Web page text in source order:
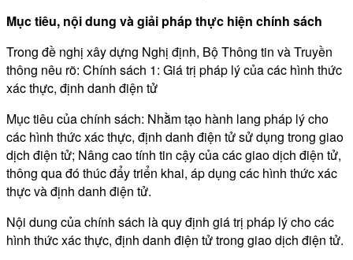
Mục tiêu, nội dung và giải pháp thực hiện chính sách
Trong đề nghị xây dựng Nghị định, Bộ Thông tin và Truyền
thông nêu rõ: Chính sách 1: Giá trị pháp lý của các hình thức
xác thực, định danh điện tử
Mục tiêu của chính sách: Nhằm tạo hành lang pháp lý cho
các hình thức xác thực, định danh điện tử sử dụng trong giao
dịch điện tử; Nâng cao tính tin cậy của các giao dịch điện tử,
thông qua đó thúc đẩy triển khai, áp dụng các hình thức xác
thực và định danh điện tử.
Nội dung của chính sách là quy định giá trị pháp lý cho các
hình thức xác thực, định danh điện tử trong giao dịch điện tử.